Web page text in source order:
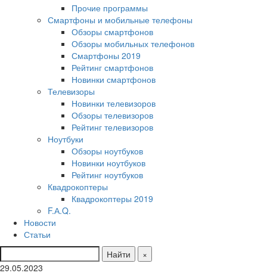
Прочие программы
Смартфоны и мобильные телефоны
Обзоры смартфонов
Обзоры мобильных телефонов
Смартфоны 2019
Рейтинг смартфонов
Новинки смартфонов
Телевизоры
Новинки телевизоров
Обзоры телевизоров
Рейтинг телевизоров
Ноутбуки
Обзоры ноутбуков
Новинки ноутбуков
Рейтинг ноутбуков
Квадрокоптеры
Квадрокоптеры 2019
F.А.Q.
Новости
Статьи
Найти
×
29.05.2023